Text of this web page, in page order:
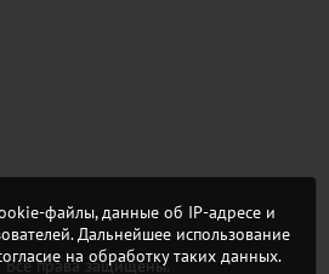
права защищены.
файлы, данные об IP-адресе и
Дальнейшее использование
на обработку таких данных.